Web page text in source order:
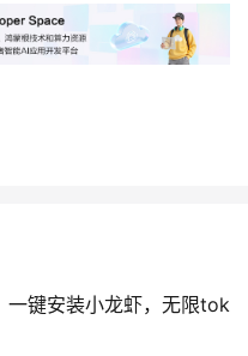
键安装小龙虾，无限tok